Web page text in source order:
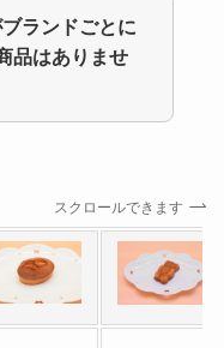
ランドごとに
品はありませ
スクロールできます